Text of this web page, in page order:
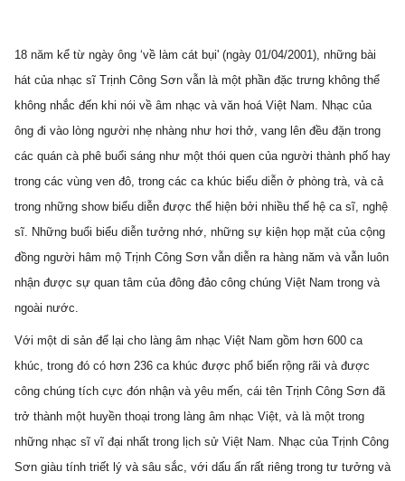
18 năm kể từ ngày ông ‘về làm cát bụi' (ngày 01/04/2001), những bài
hát của nhạc sĩ Trịnh Công Sơn vẫn là một phần đặc trưng không thể
không nhắc đến khi nói về âm nhạc và văn hoá Việt Nam. Nhạc của
ông đi vào lòng người nhẹ nhàng như hơi thở, vang lên đều đặn trong
các quán cà phê buổi sáng như một thói quen của người thành phố hay
trong các vùng ven đô, trong các ca khúc biểu diễn ở phòng trà, và cả
trong những show biểu diễn được thể hiện bởi nhiều thế hệ ca sĩ, nghệ
sĩ. Những buổi biểu diễn tưởng nhớ, những sự kiện họp mặt của cộng
đồng người hâm mộ Trịnh Công Sơn vẫn diễn ra hàng năm và vẫn luôn
nhận được sự quan tâm của đông đảo công chúng Việt Nam trong và
ngoài nước.
Với một di sản để lại cho làng âm nhạc Việt Nam gồm hơn 600 ca
khúc, trong đó có hơn 236 ca khúc được phổ biến rộng rãi và được
công chúng tích cực đón nhận và yêu mến, cái tên Trịnh Công Sơn đã
trở thành một huyền thoại trong làng âm nhạc Việt, và là một trong
những nhạc sĩ vĩ đại nhất trong lịch sử Việt Nam. Nhạc của Trịnh Công
Sơn giàu tính triết lý và sâu sắc, với dấu ấn rất riêng trong tư tưởng và